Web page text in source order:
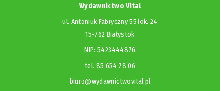
Wydawnictwo Vital
ul. Antoniuk Fabryczny 55 lok. 24
15-762 Białystok
NIP: 5423444876
tel. 85 654 78 06
biuro@wydawnictwovital.pl